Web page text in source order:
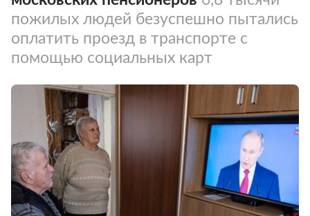
пожилых людей безуспешно пытались
оплатить проезд в транспорте с
помощью социальных карт